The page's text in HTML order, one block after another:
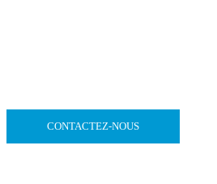
CONTACTEZ-NOUS